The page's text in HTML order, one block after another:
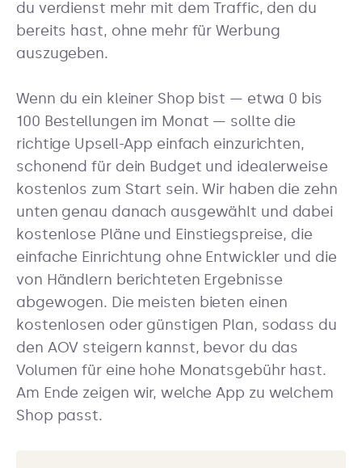
du verdienst mehr mit dem Traffic, den du
bereits hast, ohne mehr für Werbung
auszugeben.
Wenn du ein kleiner Shop bist — etwa 0 bis
100 Bestellungen im Monat — sollte die
richtige Upsell-App einfach einzurichten,
schonend für dein Budget und idealerweise
kostenlos zum Start sein. Wir haben die zehn
unten genau danach ausgewählt und dabei
kostenlose Pläne und Einstiegspreise, die
einfache Einrichtung ohne Entwickler und die
von Händlern berichteten Ergebnisse
abgewogen. Die meisten bieten einen
kostenlosen oder günstigen Plan, sodass du
den AOV steigern kannst, bevor du das
Volumen für eine hohe Monatsgebühr hast.
Am Ende zeigen wir, welche App zu welchem
Shop passt.